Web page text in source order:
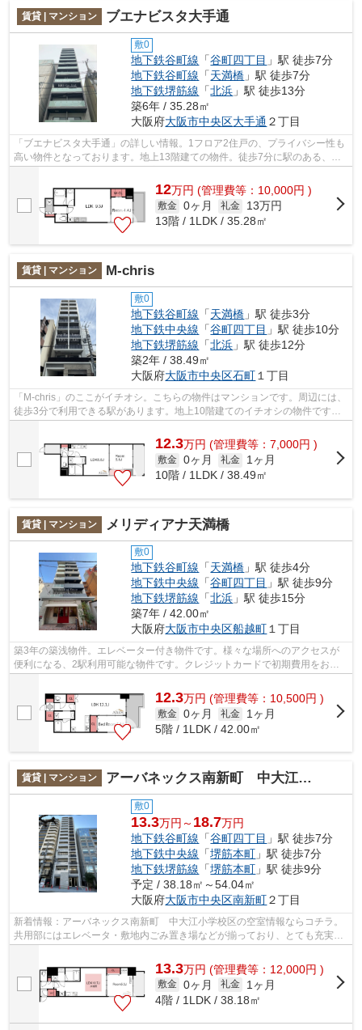
賃貸 | マンション ブエナビスタ大手通
敷0
地下鉄谷町線 「谷町四丁目 」駅 徒歩7分
地下鉄谷町線 「天満橋 」駅 徒歩7分
地下鉄堺筋線 「北浜 」駅 徒歩13分
築6年 / 35.28㎡
大阪府大阪市中央区大手通 ２丁目
「ブエナビスタ大手通」の詳しい情報。1フロア2住戸の、プライバシー性も
高い物件となっております。地上13階建ての物件。徒歩7分に駅のある、ニ
ーズの高い物件です。設備が充実したマ...
12万円 (管理費等：10,000円 )
敷金 0ヶ月 礼金
13万円
13階 / 1LDK / 35.28㎡
賃貸 | マンション M-chris
敷0
地下鉄谷町線 「天満橋 」駅 徒歩3分
地下鉄中央線 「谷町四丁目 」駅 徒歩10分
地下鉄堺筋線 「北浜 」駅 徒歩12分
築2年 / 38.49㎡
大阪府大阪市中央区石町 １丁目
「M-chris」のここがイチオシ。こちらの物件はマンションです。周辺には、
徒歩3分で利用できる駅があります。地上10階建てのイチオシの物件です。
できるだけ早めに不動産情報を集めた...
12.3万円 (管理費等：7,000円 )
敷金 0ヶ月 礼金
1ヶ月
10階 / 1LDK / 38.49㎡
賃貸 | マンション メリディアナ天満橋
敷0
地下鉄谷町線 「天満橋 」駅 徒歩4分
地下鉄中央線 「谷町四丁目 」駅 徒歩9分
地下鉄堺筋線 「北浜 」駅 徒歩15分
築7年 / 42.00㎡
大阪府大阪市中央区船越町１丁目
築3年の築浅物件。エレベーター付き物件です。様々な場所へのアクセスが
便利になる、2駅利用可能な物件です。クレジットカードで初期費用をお支
12.3万円 (管理費等：10,500円 )
敷金 0ヶ月 礼金
1ヶ月
5階 / 1LDK / 42.00㎡
賃貸 | マンション アーバネックス南新町 中大江小学校区
敷0
13.3万円～ 18.7万円
地下鉄谷町線 「谷町四丁目 」駅 徒歩7分
地下鉄中央線 「堺筋本町 」駅 徒歩7分
地下鉄堺筋線 「堺筋本町 」駅 徒歩9分
予定 / 38.18㎡～54.04㎡
大阪府大阪市中央区南新町２丁目
新着情報：アーバネックス南新町 中大江小学校区の空室情報ならコチラ。
共用部にはエレベータ・敷地内ごみ置き場などが揃っており、とても充実し
13.3万円 (管理費等：12,000円 )
敷金 0ヶ月 礼金
1ヶ月
4階 / 1LDK / 38.18㎡